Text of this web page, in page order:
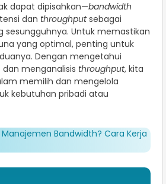
dapat dipisahkan—bandwidth
dan throughputsebagai
sesungguhnya. Untuk memastikan
yang optimal, penting untuk
Dengan mengetahui
dan menganalisis throughput, kita
memilih dan mengelola
kebutuhan pribadi atau
Bandwidth? Cara Kerja